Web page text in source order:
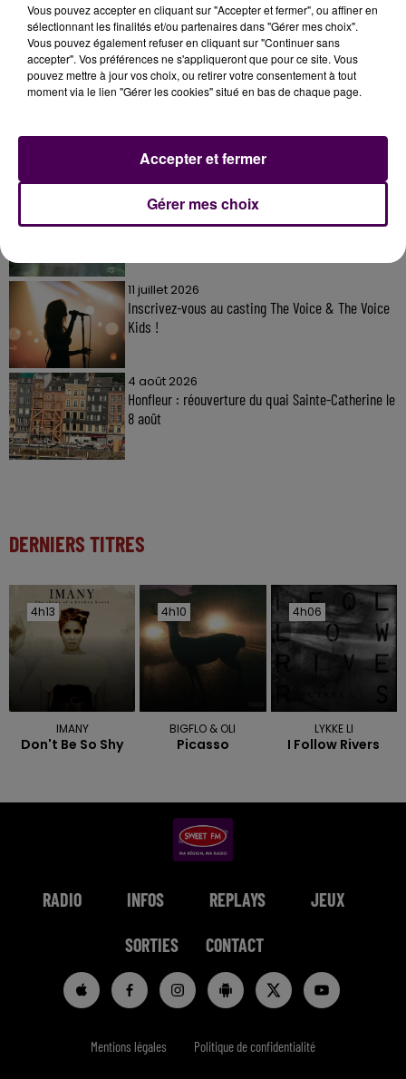
À LA UNE
31 juillet 2026
Gagnez vos entrées à Terra Botanica !
11 juillet 2026
Inscrivez-vous au casting The Voice & The Voice
Kids !
4 août 2026
Honfleur : réouverture du quai Sainte-Catherine le
8 août
DERNIERS TITRES
4h13
4h13
IMANY
Don't Be So Shy
4h10
4h10
BIGFLO & OLI
Picasso
4h06
4h06
LYKKE LI
I Follow Rivers
RADIO INFOS REPLAYS JEUX
SORTIES CONTACT
Mentions légales Politique de confidentialité
Vous pouvez accepter en cliquant sur "Accepter et fermer", ou affiner en
sélectionnant les finalités et/ou partenaires dans "Gérer mes choix".
Vous pouvez également refuser en cliquant sur "Continuer sans
accepter". Vos préférences ne s'appliqueront que pour ce site. Vous
pouvez mettre à jour vos choix, ou retirer votre consentement à tout
moment via le lien "Gérer les cookies" situé en bas de chaque page.
Gérer mes choix
Accepter et fermer